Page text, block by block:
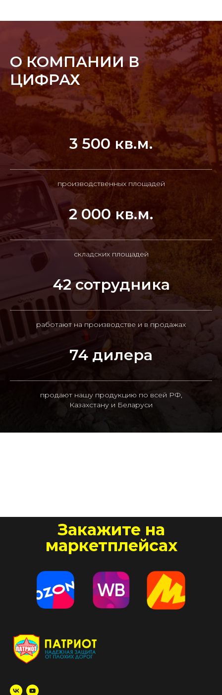
О КОМПАНИИ В
ЦИФРАХ
3 500 кв.м.
производственных площадей
2 000 кв.м.
складских площадей
42 сотрудника
работают на производстве и в продажах
74 дилера
продают нашу продукцию по всей РФ,
Казахстану и Беларуси
Закажите на
маркетплейсах